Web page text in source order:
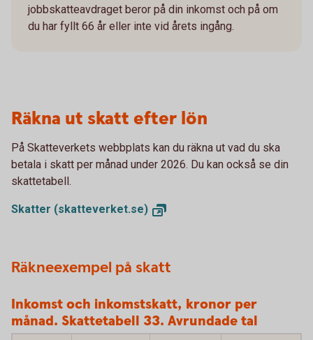
jobbskatteavdraget beror på din inkomst och på om
du har fyllt 66 år eller inte vid årets ingång.
Räkna ut skatt efter lön
På Skatteverkets webbplats kan du räkna ut vad du ska
betala i skatt per månad under 2026. Du kan också se din
skattetabell.
Skatter (skatteverket.se)
Räkneexempel på skatt
Inkomst och inkomstskatt, kronor per
månad. Skattetabell 33. Avrundade tal